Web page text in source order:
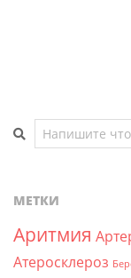
Поиск
МЕТКИ
Аритмия
Атеросклероз